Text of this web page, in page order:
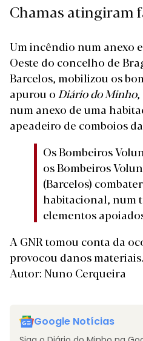
Chamas atingiram
Um incêndio num anexo
Oeste do concelho de
Barcelos, mobilizou os
apurou oDiário do Minho,
num anexo de uma
apeadeiro de comboios
Os Bombeiros
os Bombeiros
(Barcelos)
habitacional, num
elementos
A GNR tomou conta da
provocou danos materiais.
Autor: Nuno Cerqueira
Google Notícias